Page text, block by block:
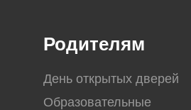
Родителям
День открытых дверей
Образовательные